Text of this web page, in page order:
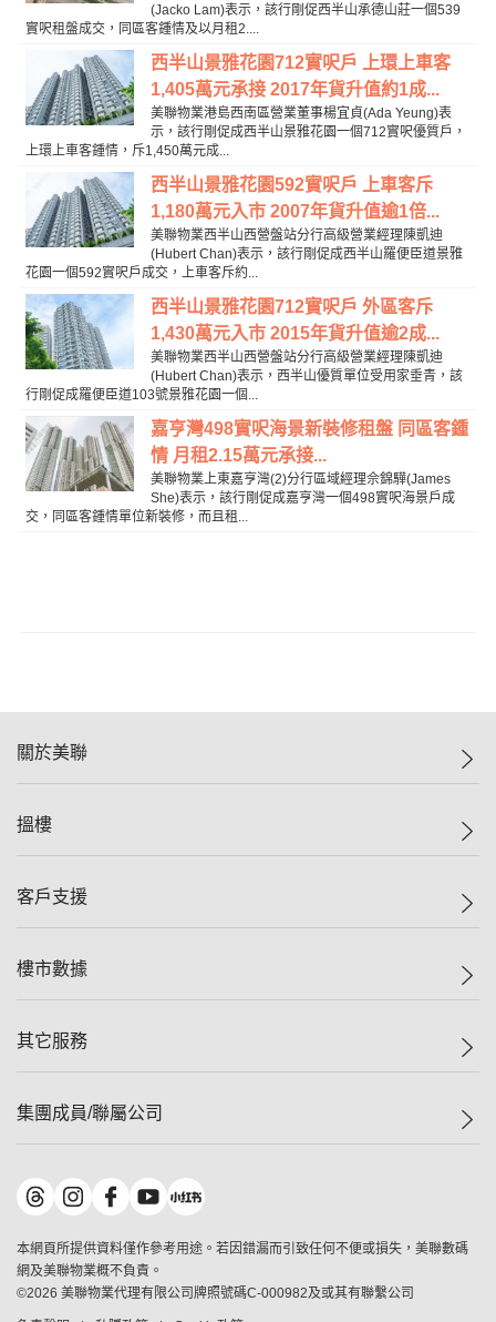
(Jacko Lam)表示，該行剛促西半山承德山莊一個539
實呎租盤成交，同區客鍾情及以月租2....
西半山景雅花園712實呎戶 上環上車客
1,405萬元承接 2017年貨升值約1成...
美聯物業港島西南區營業董事楊宜貞(Ada Yeung)表
示，該行剛促成西半山景雅花園一個712實呎優質戶，
上環上車客鍾情，斥1,450萬元成...
西半山景雅花園592實呎戶 上車客斥
1,180萬元入市 2007年貨升值逾1倍...
美聯物業西半山西營盤站分行高級營業經理陳凱迪
(Hubert Chan)表示，該行剛促成西半山羅便臣道景雅
花園一個592實呎戶成交，上車客斥約...
西半山景雅花園712實呎戶 外區客斥
1,430萬元入市 2015年貨升值逾2成...
美聯物業西半山西營盤站分行高級營業經理陳凱迪
(Hubert Chan)表示，西半山優質單位受用家垂青，該
行剛促成羅便臣道103號景雅花園一個...
嘉亨灣498實呎海景新裝修租盤 同區客鍾
情 月租2.15萬元承接...
美聯物業上東嘉亨灣(2)分行區域經理佘錦驊(James
She)表示，該行剛促成嘉亨灣一個498實呎海景戶成
交，同區客鍾情單位新裝修，而且租...
關於美聯
美聯集團
人才招募
搵樓
一手新盤
減價
美聯豪宅
獨家樓盤
租盤
客戶支援
自助放盤
查詢熱線
按揭計算機
負擔能力計算機
轉按計算機
繳款方式
樓市數據
樓價指數
歷史成交
屋苑成交排行榜
地區百科
其它服務
屋苑專頁
美聯精英會
美善會
地產代理管理協會
集團成員/聯屬公司
美聯物業
鋑聯控股*
美聯工商舖*
美聯中國
美聯澳門
本網頁所提供資料僅作參考用途。若因錯漏而引致任何不便或損失，美聯數碼
網及美聯物業概不負責。
©2026 美聯物業代理有限公司牌照號碼C-000982及或其有聯繫公司